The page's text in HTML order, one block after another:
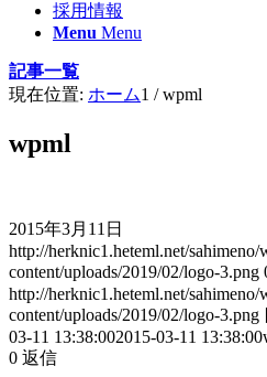
採用情報
Menu Menu
記事一覧
現在位置: ホーム1 / wpml
wpml
2015年3月11日
http://herknic1.heteml.net/sahimeno/
content/uploads/2019/02/logo-3.png
http://herknic1.heteml.net/sahimeno/
content/uploads/2019/02/logo-3.png
03-11 13:38:002015-03-11 13:38:00
0 返信